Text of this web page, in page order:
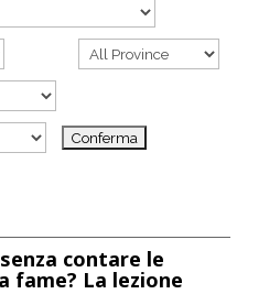
contare le
fame? La lezione